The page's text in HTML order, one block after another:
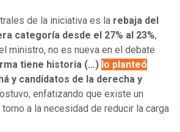
de la iniciativa es la rebaja del
categoría desde el 27% al 23%,
ministro, no es nueva en el debate
tiene historia (…) lo planteó
y candidatos de la derecha y
enfatizando que existe un
a la necesidad de reducir la carga